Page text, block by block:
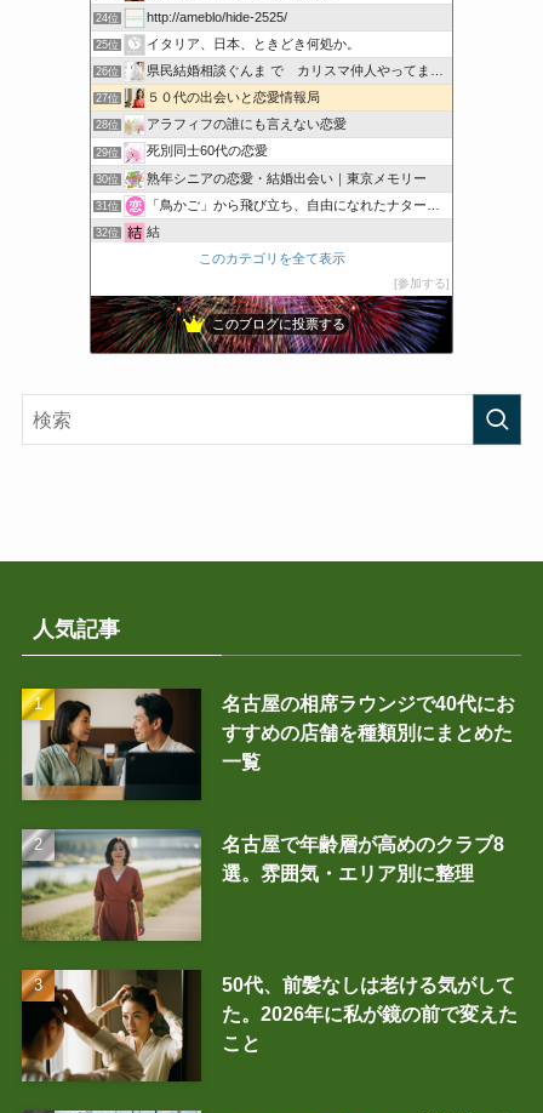
24位 http://ameblo/hide-2525/
25位 イタリア、日本、ときどき何処か。
26位 県民結婚相談ぐんま で カリスマ仲人やってます！
27位 ５０代の出会いと恋愛情報局
28位 アラフィフの誰にも言えない恋愛
29位 死別同士60代の恋愛
30位 熟年シニアの恋愛・結婚出会い｜東京メモリー
31位 「鳥かご」から飛び立ち、自由になれたナターシャの愛のブログ
32位 結
中高年のブライダルとは!
このカテゴリを全て表示
参加する
このブログに投票する
人気記事
名古屋の相席ラウンジで40代にお
すすめの店舗を種類別にまとめた
一覧
名古屋で年齢層が高めのクラブ8
選。雰囲気・エリア別に整理
50代、前髪なしは老ける気がして
た。2026年に私が鏡の前で変えた
こと